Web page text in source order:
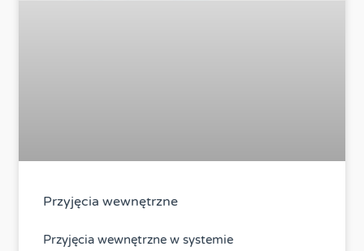
Przyjęcia wewnętrzne
Przyjęcia wewnętrzne w systemie